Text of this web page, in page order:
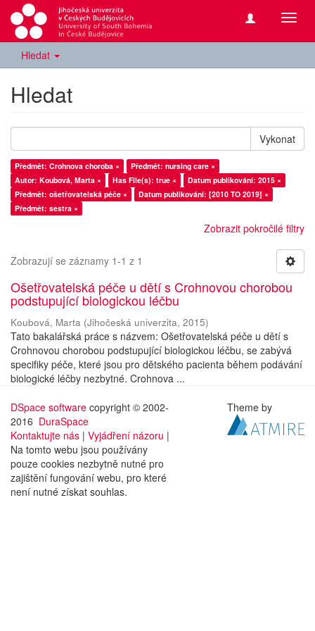
Hledat
Hledat
Vykonat
Předmět: Crohnova choroba ×
Předmět: nursing care ×
Autor: Koubová, Marta ×
Has File(s): true ×
Datum publikování: 2015 ×
Předmět: ošetřovatelská péče ×
Datum publikování: [2010 TO 2019] ×
Předmět: sestra ×
Zobrazit pokročilé filtry
Zobrazují se záznamy 1-1 z 1
Ošetřovatelská péče u dětí s Crohnovou chorobou
podstupující biologickou léčbu
Koubová, Marta (Jihočeská univerzita, 2015)
Tato bakalářská práce s názvem: Ošetřovatelská péče u dětí s
Crohnovou chorobou podstupující biologickou léčbu, se zabývá
specifiky péče, které jsou pro dětského pacienta během podávání
biologické léčby nezbytné. Crohnova ...
DSpace software copyright © 2002-
2016 DuraSpace
Kontaktujte nás | Vyjádření názoru |
Na tomto webu jsou používány
pouze cookies nezbytně nutné pro
zajištění fungování webu, pro které
není nutné získat souhlas.
Theme by